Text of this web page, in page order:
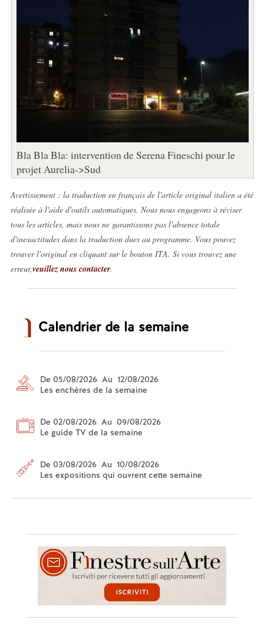
Bla Bla Bla: intervention de Serena Fineschi pour le
projet Aurelia->Sud
Avertissement : la traduction en français de l'article original italien a été
réalisée à l'aide d'outils automatiques. Nous nous engageons à réviser
tous les articles, mais nous ne garantissons pas l'absence totale
d'inexactitudes dans la traduction dues au programme. Vous pouvez
trouver l'original en cliquant sur le bouton ITA. Si vous trouvez une
erreur,veuillez nous contacter.
Calendrier de la semaine
De 05/08/2026 Au 12/08/2026
Les enchères de la semaine
De 02/08/2026 Au 09/08/2026
Le guide TV de la semaine
De 03/08/2026 Au 10/08/2026
Les expositions qui ouvrent cette semaine